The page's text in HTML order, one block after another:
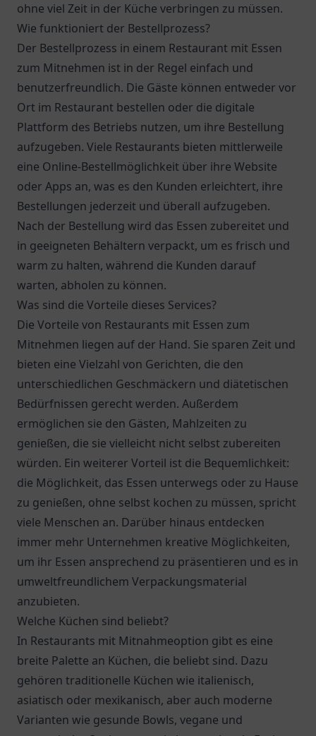
ohne viel Zeit in der Küche verbringen zu müssen.
Wie funktioniert der Bestellprozess?
Der Bestellprozess in einem Restaurant mit Essen
zum Mitnehmen ist in der Regel einfach und
benutzerfreundlich. Die Gäste können entweder vor
Ort im Restaurant bestellen oder die digitale
Plattform des Betriebs nutzen, um ihre Bestellung
aufzugeben. Viele Restaurants bieten mittlerweile
eine Online-Bestellmöglichkeit über ihre Website
oder Apps an, was es den Kunden erleichtert, ihre
Bestellungen jederzeit und überall aufzugeben.
Nach der Bestellung wird das Essen zubereitet und
in geeigneten Behältern verpackt, um es frisch und
warm zu halten, während die Kunden darauf
warten, abholen zu können.
Was sind die Vorteile dieses Services?
Die Vorteile von Restaurants mit Essen zum
Mitnehmen liegen auf der Hand. Sie sparen Zeit und
bieten eine Vielzahl von Gerichten, die den
unterschiedlichen Geschmäckern und diätetischen
Bedürfnissen gerecht werden. Außerdem
ermöglichen sie den Gästen, Mahlzeiten zu
genießen, die sie vielleicht nicht selbst zubereiten
würden. Ein weiterer Vorteil ist die Bequemlichkeit:
die Möglichkeit, das Essen unterwegs oder zu Hause
zu genießen, ohne selbst kochen zu müssen, spricht
viele Menschen an. Darüber hinaus entdecken
immer mehr Unternehmen kreative Möglichkeiten,
um ihr Essen ansprechend zu präsentieren und es in
umweltfreundlichem Verpackungsmaterial
anzubieten.
Welche Küchen sind beliebt?
In Restaurants mit Mitnahmeoption gibt es eine
breite Palette an Küchen, die beliebt sind. Dazu
gehören traditionelle Küchen wie italienisch,
asiatisch oder mexikanisch, aber auch moderne
Varianten wie gesunde Bowls, vegane und